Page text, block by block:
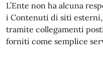
L’Ente non ha alcuna
i Contenuti di siti
tramite collegamenti
forniti come semplice